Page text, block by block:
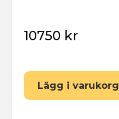
10750 kr
Lägg i varukorg